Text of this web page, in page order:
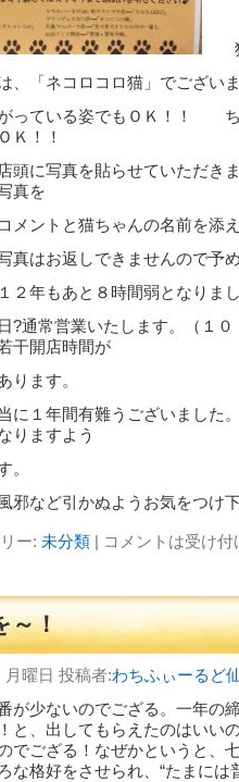
猫
、「ネコロコロ猫」でござい
っている姿でもＯＫ！！
Ｋ！！
頭に写真を貼らせていただき
真を
メントと猫ちゃんの名前を添
真はお返しできませんので予
２年もあと８時間弱となり
?通常営業いたします。（１
干開店時間が
ります。
に１年間有難うございまし
りますよう
。
邪など引かぬようお気をつけ
ー: 未分類| コメントは受け
～！
月曜日 投稿者:わちふぃーるど
が少ないのでござる。一年の
と、出してもらえたのはいい
でござる！なぜかというと、
な格好をさせられ、“たまには